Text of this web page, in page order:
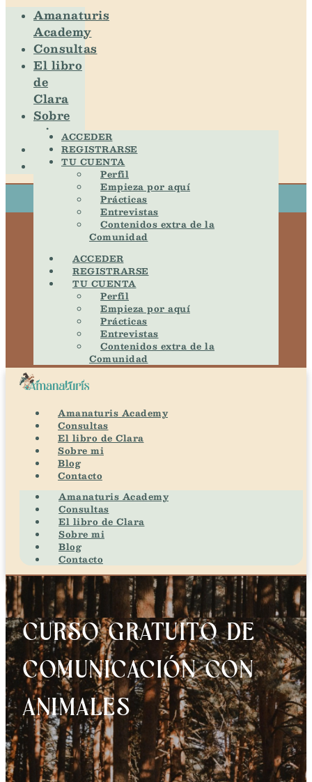
Amanaturis
Academy
Consultas
El libro
de
Clara
Sobre
mi
Blog
Contacto
ACCEDER
REGISTRARSE
TU CUENTA
Perfil
Empieza por aquí
Prácticas
Entrevistas
Contenidos extra de la
Comunidad
ACCEDER
REGISTRARSE
TU CUENTA
Perfil
Empieza por aquí
Prácticas
Entrevistas
Contenidos extra de la
Comunidad
Amanaturis Academy
Consultas
El libro de Clara
Sobre mi
Blog
Contacto
Amanaturis Academy
Consultas
El libro de Clara
Sobre mi
Blog
Contacto
CURSO GRATUITO DE
COMUNICACIÓN CON
ANIMALES